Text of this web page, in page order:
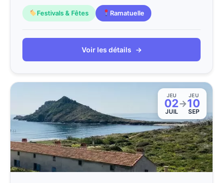
Festivals & Fêtes Ramatuelle
Voir les détails →
JEU
02
JUIL
→
JEU
10
SEP